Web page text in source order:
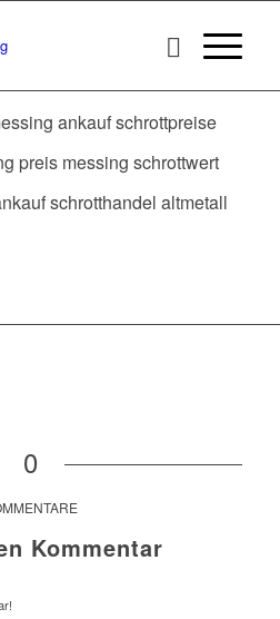
ankauf schrottpreise
preis messing schrottwert
schrotthandel altmetall
0
Kommentar